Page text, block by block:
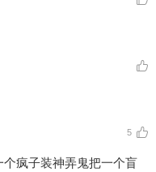
5
疯子装神弄鬼把一个盲